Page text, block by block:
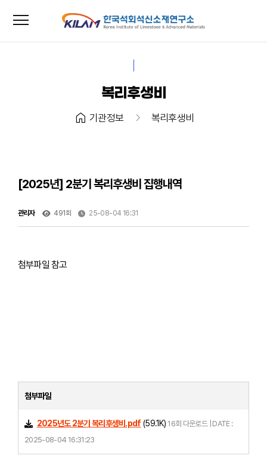
menu
복리후생비
home 기관정보 chevron_right 복리후생비
[2025년] 2분기 복리후생비 집행내역
관리자 491회 25-08-04 16:31
첨부파일 참고
첨부파일
2025년도 2분기 복리후생비.pdf (59.1K) 16회 다운로드 | DATE :
2025-08-04 16:31:23